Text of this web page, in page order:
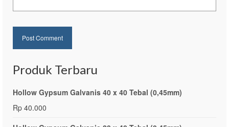
Produk Terbaru
Hollow Gypsum Galvanis 40 x 40 Tebal (0,45mm)
Rp 40.000